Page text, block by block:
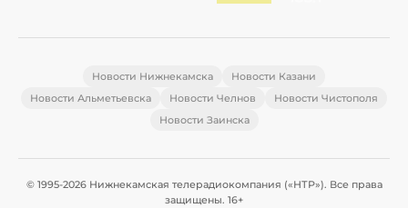
Новости Нижнекамска
Новости Казани
Новости Альметьевска
Новости Челнов
Новости Чистополя
Новости Заинска
© 1995-2026 Нижнекамская телерадиокомпания («НТР»). Все права
защищены. 16+